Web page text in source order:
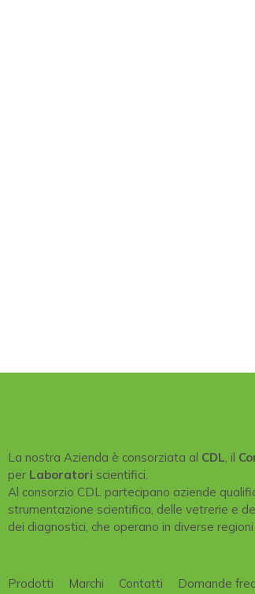
La nostra Azienda è consorziata al CDL, il
per Laboratori scientifici.
Al consorzio CDL partecipano aziende
strumentazione scientifica, delle vetrerie e
dei diagnostici, che operano in diverse
Prodotti Marchi Contatti Domande